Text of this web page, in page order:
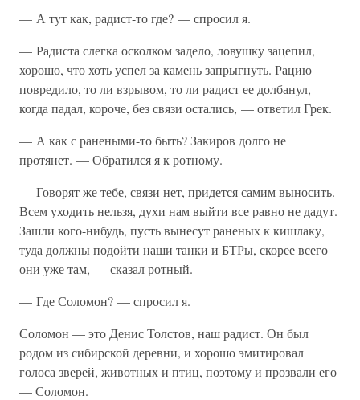
— А тут как, радист-то где? — спросил я.
— Радиста слегка осколком задело, ловушку зацепил,
хорошо, что хоть успел за камень запрыгнуть. Рацию
повредило, то ли взрывом, то ли радист ее долбанул,
когда падал, короче, без связи остались, — ответил Грек.
— А как с ранеными-то быть? Закиров долго не
протянет. — Обратился я к ротному.
— Говорят же тебе, связи нет, придется самим выносить.
Всем уходить нельзя, духи нам выйти все равно не дадут.
Зашли кого-нибудь, пусть вынесут раненых к кишлаку,
туда должны подойти наши танки и БТРы, скорее всего
они уже там, — сказал ротный.
— Где Соломон? — спросил я.
Соломон — это Денис Толстов, наш радист. Он был
родом из сибирской деревни, и хорошо эмитировал
голоса зверей, животных и птиц, поэтому и прозвали его
— Соломон.